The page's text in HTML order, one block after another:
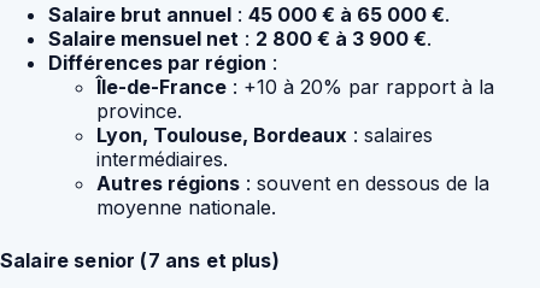
Salaire brut annuel : 45 000 € à 65 000 €.
Salaire mensuel net : 2 800 € à 3 900 €.
Différences par région :
Île-de-France : +10 à 20% par rapport à la
province.
Lyon, Toulouse, Bordeaux : salaires
intermédiaires.
Autres régions : souvent en dessous de la
moyenne nationale.
Salaire senior (7 ans et plus)